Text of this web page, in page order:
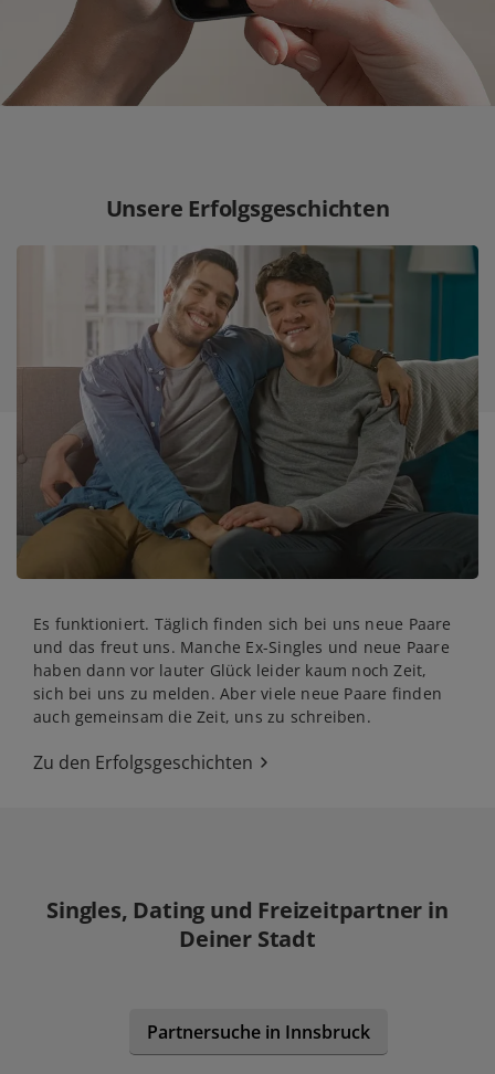
Unsere Erfolgsgeschichten
Es funktioniert. Täglich finden sich bei uns neue Paare
und das freut uns. Manche Ex-Singles und neue Paare
haben dann vor lauter Glück leider kaum noch Zeit,
sich bei uns zu melden. Aber viele neue Paare finden
auch gemeinsam die Zeit, uns zu schreiben.
Zu den Erfolgsgeschichten
Singles, Dating und Freizeitpartner in
Deiner Stadt
Partnersuche in Innsbruck